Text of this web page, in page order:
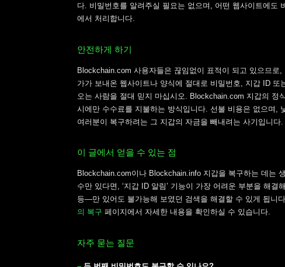
다. 비밀번호를 알려주실 필요는 없으며, 어떤 웹사이트에도
에서 처리합니다.
안전하게 하기
Blockchain.com 사용자들은 끊임없이 표적이 되고 있으므로
가가 보내온 웹사이트나 양식에 절대로 비밀번호, 지갑 ID
오는 사람을 절대 믿지 마십시오. Blockchain.com 지갑의
시에만 수수료를 지불하는 방식입니다. 선불 비용은 없으며,
여러분이 복구하려는 그 지갑의 자금을 빼내려는 사기입니다.
이 글에서 얻을 수 있는 점
Blockchain.com이나 Blockchain.info 지갑을 복구하는 데는
수만 있다면, ‘지갑 ID 알림’ 기능이 가장 어려운 부분을 해
등—만 있어도 불가능해 보였던 검색을 해결할 수 있게 됩니
의 복구 페이지에서 자세한 내용을 확인하실 수 있습니다.
자주 묻는 질문